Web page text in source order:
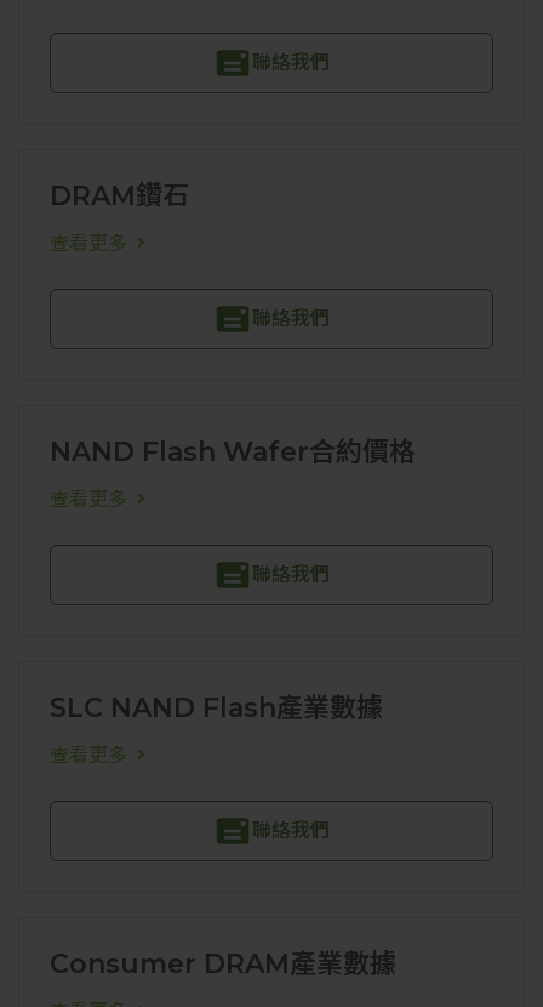
聯絡我們
DRAM鑽石
查看更多
聯絡我們
NAND Flash Wafer合約價格
查看更多
聯絡我們
SLC NAND Flash產業數據
查看更多
聯絡我們
Consumer DRAM產業數據